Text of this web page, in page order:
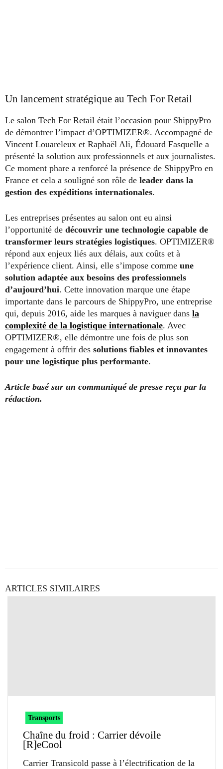
Un lancement stratégique au Tech For Retail
Le salon Tech For Retail était l’occasion pour ShippyPro
de démontrer l’impact d’OPTIMIZER®. Accompagné de
Vincent Louareleux et Raphaël Ali, Édouard Fasquelle a
présenté la solution aux professionnels et aux journalistes.
Ce moment phare a renforcé la présence de ShippyPro en
France et cela a souligné son rôle de leader dans la
gestion des expéditions internationales.
Les entreprises présentes au salon ont eu ainsi
l’opportunité de découvrir une technologie capable de
transformer leurs stratégies logistiques. OPTIMIZER®
répond aux enjeux liés aux délais, aux coûts et à
l’expérience client. Ainsi, elle s’impose comme une
solution adaptée aux besoins des professionnels
d’aujourd’hui. Cette innovation marque une étape
importante dans le parcours de ShippyPro, une entreprise
qui, depuis 2016, aide les marques à naviguer dans la
complexité de la logistique internationale. Avec
OPTIMIZER®, elle démontre une fois de plus son
engagement à offrir des solutions fiables et innovantes
pour une logistique plus performante.
Article basé sur un communiqué de presse reçu par la
rédaction.
ARTICLES SIMILAIRES
Transports
Chaîne du froid : Carrier dévoile
[R]eCool
Carrier Transicold passe à l’électrification de la